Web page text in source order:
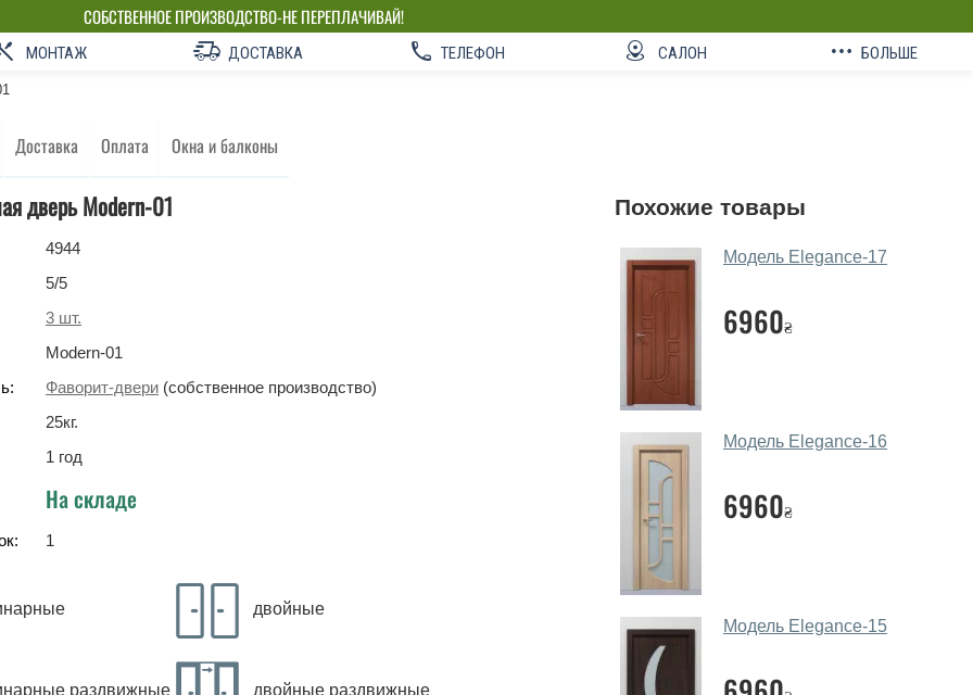
СОБСТВЕННОЕ ПРОИЗВОДСТВО-НЕ ПЕРЕПЛАЧИВАЙ!
МОНТАЖ ДОСТАВКА ТЕЛЕФОН САЛОН БОЛЬШЕ
Доставка Оплата Окна и балконы
дверь Modern-01
4944
5/5
3 шт.
Modern-01
Фаворит-двери (собственное производство)
25кг.
1 год
На складе
1
двойные
раздвижные двойные раздвижные
Похожие товары
Модель Elegance-17
6960₴
Модель Elegance-16
6960₴
Модель Elegance-15